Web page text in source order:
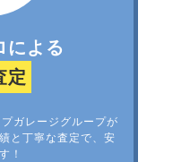
による
定
ガレージグループが
と丁寧な査定で、安
！